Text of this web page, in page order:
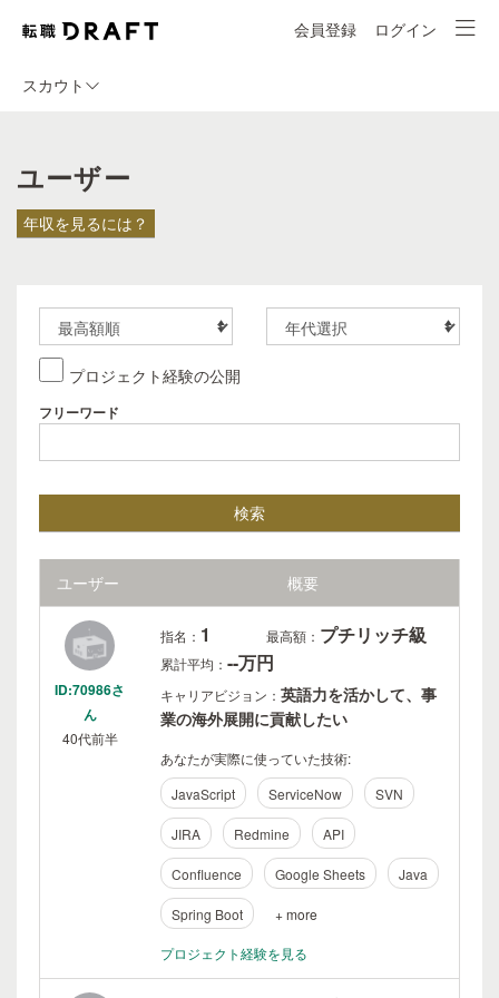
会員登録 ログイン
スカウト
ユーザー
年収を見るには？
プロジェクト経験の公開
フリーワード
ユーザー 概要
ID:70986さ
ん
40代前半
指名： 1 最高額： プチリッチ級
累計平均： --万円
キャリアビジョン： 英語力を活かして、事
業の海外展開に貢献したい
あなたが実際に使っていた技術:
JavaScript
ServiceNow SVN
JIRA Redmine API
Confluence Google Sheets Java
Spring Boot + more
プロジェクト経験を見る